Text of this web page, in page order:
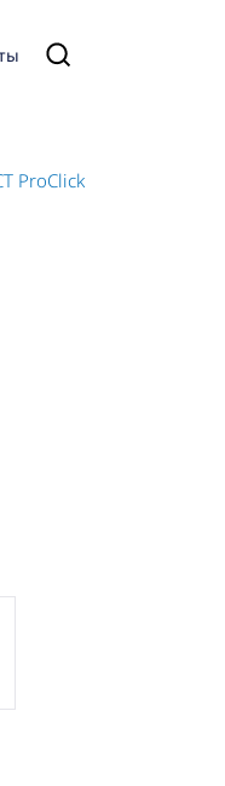
ProClick